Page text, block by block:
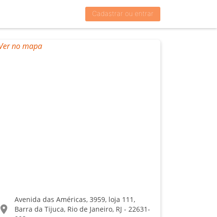
Cadastrar ou entrar
Avenida das Américas, 3959, loja 111,
Barra da Tijuca, Rio de Janeiro, RJ - 22631-